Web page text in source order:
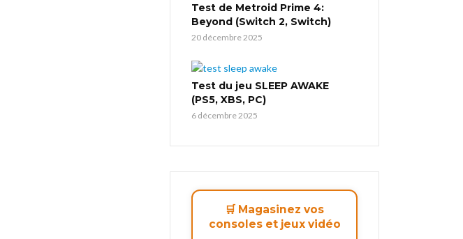
Test de Metroid Prime 4:
Beyond (Switch 2, Switch)
20 décembre 2025
Test du jeu SLEEP AWAKE
(PS5, XBS, PC)
6 décembre 2025
🛒 Magasinez vos
consoles et jeux vidéo